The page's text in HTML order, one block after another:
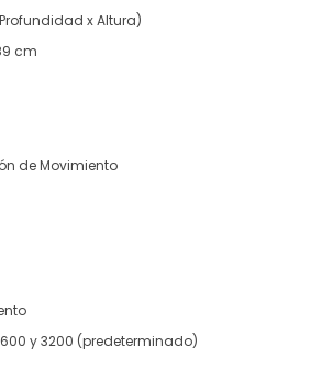
x Altura)
cm
de Movimiento
y 3200 (predeterminado)